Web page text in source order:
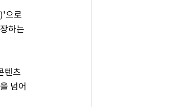
으로
하는
텐츠
넘어